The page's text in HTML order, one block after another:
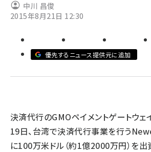
アスクル (1112)
ビィ・フォアード (768)
中川 昌俊
2015年8月21日 12:30
優先するニュース提供元に追加
決済代行のGMOペイメントゲートウェ
19日、台湾で決済代行事業を行う
に100万米ドル（約1億2000万円）を出